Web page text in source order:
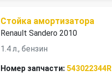
Стойка амортизатора
Renault Sandero 2010
1.4 л., бензин
Номер запчасти: 543022344R